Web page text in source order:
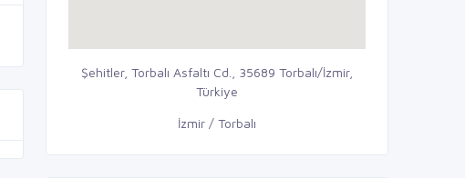
Şehitler, Torbalı Asfaltı Cd., 35689 Torbalı/İzmir,
Türkiye
İzmir / Torbalı